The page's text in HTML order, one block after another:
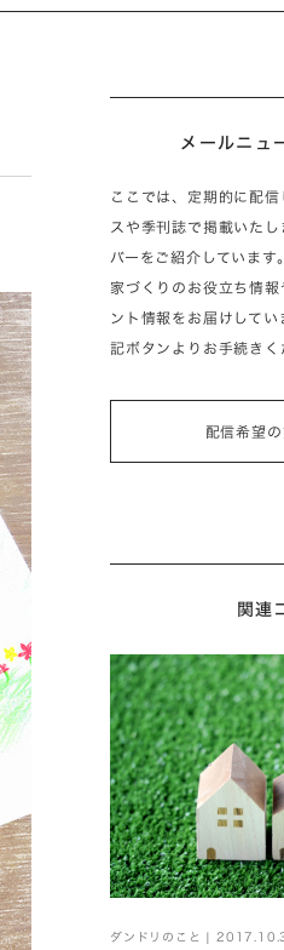
メールニュ
ここでは、定期的に配
スや季刊誌で掲載いた
バーをご紹介しています
家づくりのお役立ち情
ント情報をお届けして
記ボタンよりお手続きく
配信希望
関連
ダンドリのこと |